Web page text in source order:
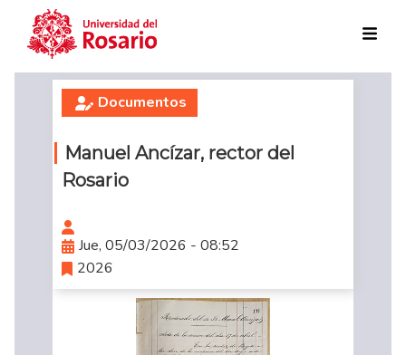
Pasar al contenido principal
Documentos
Manuel Ancízar, rector del
Rosario
Jue, 05/03/2026 - 08:52
2026